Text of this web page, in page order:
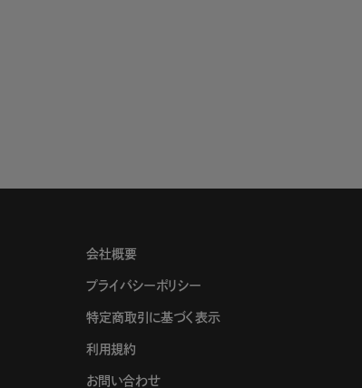
会社概要
プライバシーポリシー
特定商取引に基づく表示
利用規約
お問い合わせ